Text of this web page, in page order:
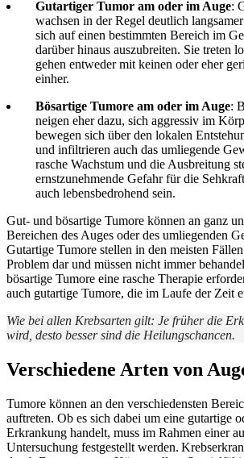
Gutartiger Tumor am oder im Auge:
wachsen in der Regel deutlich
sich auf einen bestimmten Bereich im
darüber hinaus auszubreiten. Sie treten
gehen entweder mit keinen oder eher
einher.
Bösartige Tumore am oder im Auge:
neigen eher dazu, sich aggressiv im
bewegen sich über den lokalen
und infiltrieren auch das umliegende
rasche Wachstum und die Ausbreitung
ernstzunehmende Gefahr für die
auch lebensbedrohend sein.
Gut- und bösartige Tumore können an ganz
Bereichen des Auges oder des umliegenden
Gutartige Tumore stellen in den meisten
Problem dar und müssen nicht immer
bösartige Tumore eine rasche Therapie
auch gutartige Tumore, die im Laufe der Zeit
Wie bei allen Krebsarten gilt: Je früher die
wird, desto besser sind die Heilungschancen.
Verschiedene Arten von
Tumore können an den verschiedensten
auftreten. Ob es sich dabei um eine gutartige
Erkrankung handelt, muss im Rahmen einer
Untersuchung festgestellt werden.